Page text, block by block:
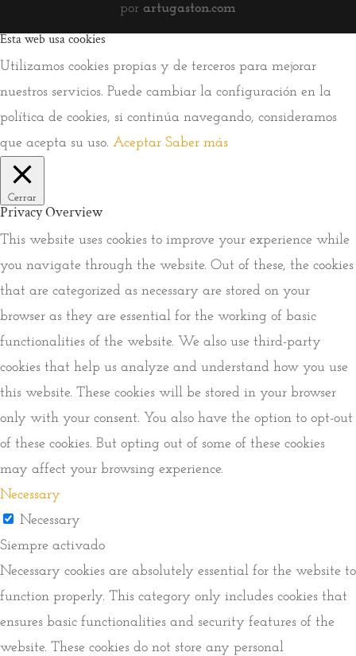
por artugaston.com
Esta web usa cookies
Utilizamos cookies propias y de terceros para mejorar
nuestros servicios. Puede cambiar la configuración en la
política de cookies, si continúa navegando, consideramos
que acepta su uso. Aceptar Saber más
Cerrar
Privacy Overview
This website uses cookies to improve your experience while
you navigate through the website. Out of these, the cookies
that are categorized as necessary are stored on your
browser as they are essential for the working of basic
functionalities of the website. We also use third-party
cookies that help us analyze and understand how you use
this website. These cookies will be stored in your browser
only with your consent. You also have the option to opt-out
of these cookies. But opting out of some of these cookies
may affect your browsing experience.
Necessary
Necessary
Siempre activado
Necessary cookies are absolutely essential for the website to
function properly. This category only includes cookies that
ensures basic functionalities and security features of the
website. These cookies do not store any personal